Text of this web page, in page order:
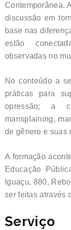
Contemporânea.
discussão em
base nas
estão
observadas no
No conteúdo a
práticas para
opressão; a
mansplaining,
de gênero e suas
A formação
Educação
Iguaçu, 880,
ser feitas através
Serviço